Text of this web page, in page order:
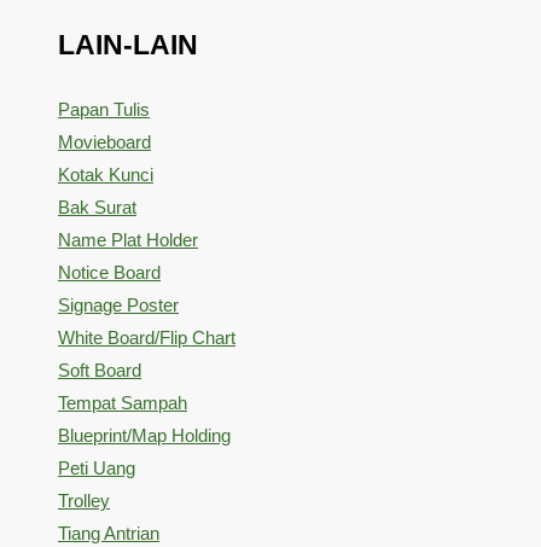
LAIN-LAIN
Papan Tulis
Movieboard
Kotak Kunci
Bak Surat
Name Plat Holder
Notice Board
Signage Poster
White Board/Flip Chart
Soft Board
Tempat Sampah
Blueprint/Map Holding
Peti Uang
Trolley
Tiang Antrian